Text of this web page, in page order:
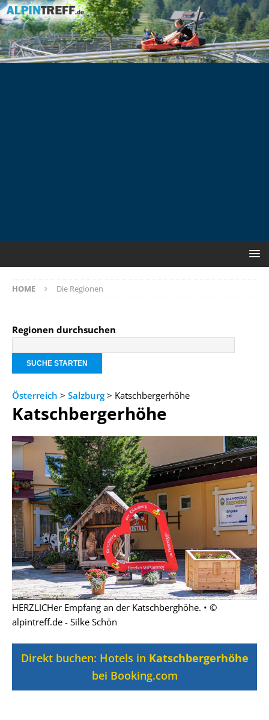
HOME Die Regionen
Regionen durchsuchen
Österreich > Salzburg > Katschbergerhöhe
Katschbergerhöhe
HERZLICHer Empfang an der Katschberghöhe. • ©
alpintreff.de - Silke Schön
Direkt buchen: Hotels in Katschbergerhöhe
bei Booking.com